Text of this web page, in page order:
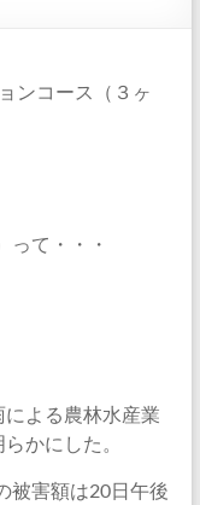
ンコース（３ヶ
って・・・
よる農林水産業
かにした。
被害額は20日午後